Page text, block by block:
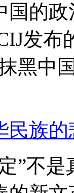
国的
发布
黑中
民族的
”不